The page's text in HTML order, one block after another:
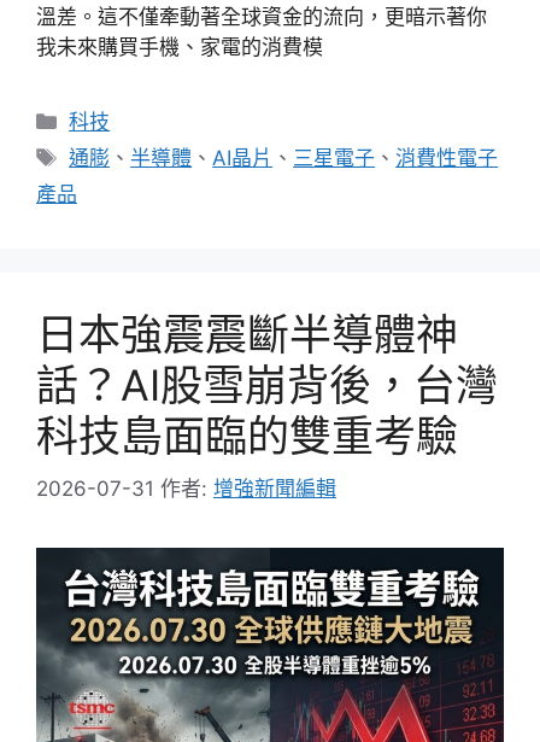
溫差。這不僅牽動著全球資金的流向，更暗示著你
我未來購買手機、家電的消費模
分
類
科技
標
籤
通膨 、半導體 、 AI晶片 、 三星電子 、消費性電子
產品
日本強震震斷半導體神
話？AI股雪崩背後，台灣
科技島面臨的雙重考驗
2026-07-31 作者: 增強新聞編輯